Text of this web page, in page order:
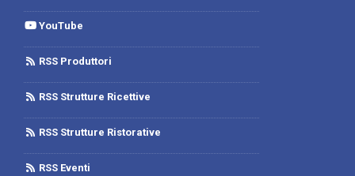
YouTube
RSS Produttori
RSS Strutture Ricettive
RSS Strutture Ristorative
RSS Eventi